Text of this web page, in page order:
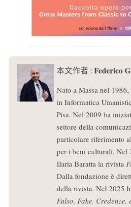
本文作者 : Federico
Nato a Massa nel
in Informatica
Pisa. Nel 2009 ha
settore della
particolare riferimento
per i beni culturali. Nel
Ilaria Baratta la rivista
Dalla fondazione è
della rivista. Nel 2025
Falso, Fake.